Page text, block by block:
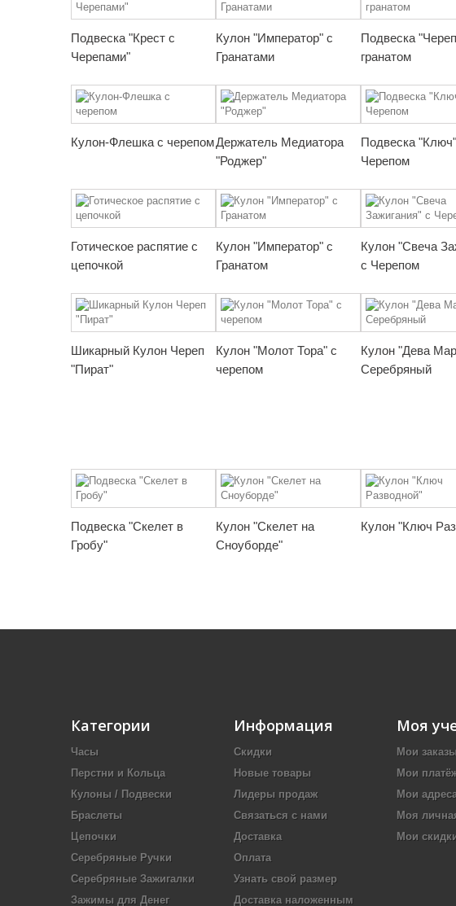
Подвеска "Крест с
Черепами"
Кулон "Император" с
Гранатами
Подвеска
гранатом
Кулон-Флешка с черепомДержатель Медиатора
"Роджер"
Подвеска
Черепом
Готическое распятие с
цепочкой
Кулон "Император" с
Гранатом
Кулон "Свеча
с Черепом
Шикарный Кулон Череп
"Пират"
Кулон "Молот Тора" с
черепом
Кулон "Дева
Серебряный
Подвеска "Скелет в
Гробу"
Кулон "Скелет на
Сноуборде"
Кулон "Ключ
Категории
Часы
Перстни и Кольца
Кулоны / Подвески
Браслеты
Цепочки
Серебряные Ручки
Серебряные Зажигалки
Зажимы для Денег
Информация
Скидки
Новые товары
Лидеры продаж
Связаться с нами
Доставка
Оплата
Узнать свой размер
Доставка наложенным
Моя
Мои заказы
Мои
Мои
Моя
Мои